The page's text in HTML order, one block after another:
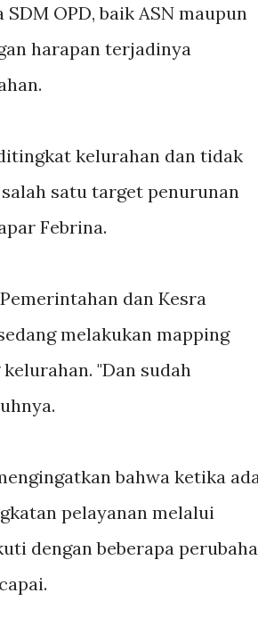
OPD, baik ASN maupun
harapan terjadinya
kelurahan dan tidak
satu target penurunan
Febrina.
dan Kesra
melakukan mapping
"Dan sudah
bahwa ketika
pelayanan melalui
dengan beberapa